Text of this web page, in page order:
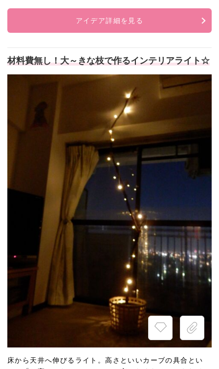
アイデア詳細を見る
材料費無し！大～きな枝で作るインテリアライト☆
床から天井へ伸びるライト。高さといいカーブの具合とい